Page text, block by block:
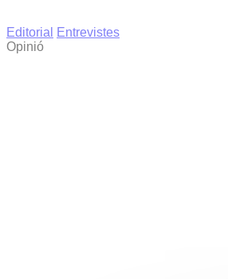
Editorial
Entrevistes
Opinió